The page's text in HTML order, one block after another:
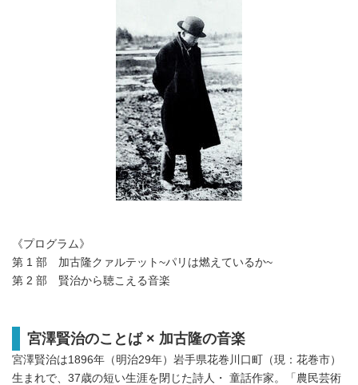
《プログラム》
第 1 部 加古隆クァルテット~パリは燃えているか~
第 2 部 賢治から聴こえる音楽
宮澤賢治のことば × 加古隆の音楽
宮澤賢治は1896年（明治29年）岩手県花巻川口町（現：花巻市）
生まれで、37歳の短い生涯を閉じた詩人・ 童話作家。「農民芸術